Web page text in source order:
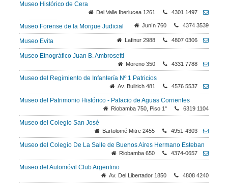
Museo Histórico de Cera
Del Valle Iberlucea 1261 4301 1497
Museo Forense de la Morgue Judicial Junín 760 4374 3539
Museo Evita Lafinur 2988 4807 0306
Museo Etnográfico Juan B. Ambrosetti
Moreno 350 4331 7788
Museo del Regimiento de Infantería Nº 1 Patricios
Av. Bullrich 481 4576 5537
Museo del Patrimonio Histórico - Palacio de Aguas Corrientes
Riobamba 750, Piso 1° 6319 1104
Museo del Colegio San José
Bartolomé Mitre 2455 4951-4303
Museo del Colegio De La Salle de Buenos Aires Hermano Esteban
Riobamba 650 4374-0657
Museo del Automóvil Club Argentino
Av. Del Libertador 1850 4808 4240